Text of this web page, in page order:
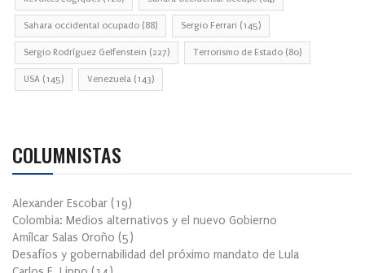
Sahara occidental ocupado (88) Sergio Ferrari (145)
Sergio Rodríguez Gelfenstein (227) Terrorismo de Estado (80)
USA (145) Venezuela (143)
COLUMNISTAS
Alexander Escobar (19)
Colombia: Medios alternativos y el nuevo Gobierno
Amílcar Salas Oroño (5)
Desafíos y gobernabilidad del próximo mandato de Lula